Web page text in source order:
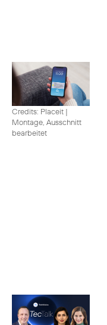
Credits: Placeit |
Montage, Ausschnitt
bearbeitet